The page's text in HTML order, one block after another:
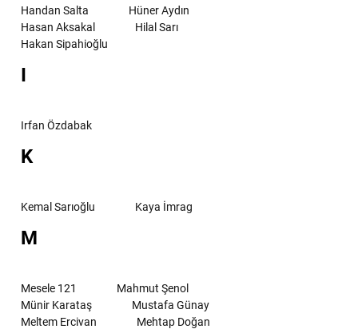
Handan Salta
Hüner Aydın
Hasan Aksakal
Hilal Sarı
Hakan Sipahioğlu
I
Irfan Özdabak
K
Kemal Sarıoğlu Kaya İmrag
M
Mesele 121
Mahmut Şenol
Münir Karataş
Mustafa Günay
Meltem Ercivan
Mehtap Doğan